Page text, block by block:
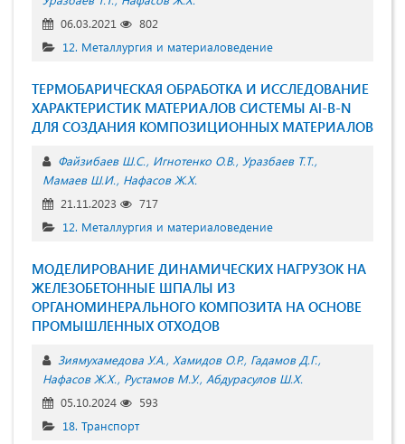
06.03.2021
802
12. Металлургия и материаловедение
ТЕРМОБАРИЧЕСКАЯ ОБРАБОТКА И ИССЛЕДОВАНИЕ
ХАРАКТЕРИСТИК МАТЕРИАЛОВ СИСТЕМЫ Al-B-N
ДЛЯ СОЗДАНИЯ КОМПОЗИЦИОННЫХ МАТЕРИАЛОВ
Файзибаев Ш.С. Игнотенко О.В. Уразбаев Т.Т.
Мамаев Ш.И. Нафасов Ж.Х.
21.11.2023
717
12. Металлургия и материаловедение
МОДЕЛИРОВАНИЕ ДИНАМИЧЕСКИХ НАГРУЗОК НА
ЖЕЛЕЗОБЕТОННЫЕ ШПАЛЫ ИЗ
ОРГАНОМИНЕРАЛЬНОГО КОМПОЗИТА НА ОСНОВЕ
ПРОМЫШЛЕННЫХ ОТХОДОВ
Зиямухамедова У.А. Хамидов О.Р. Гадамов Д.Г.
Нафасов Ж.Х. Рустамов М.У. Абдурасулов Ш.Х.
05.10.2024
593
18. Транспорт